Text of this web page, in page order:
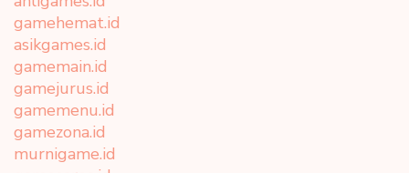
gamehemat.id
asikgames.id
gamemain.id
gamejurus.id
gamemenu.id
gamezona.id
murnigame.id